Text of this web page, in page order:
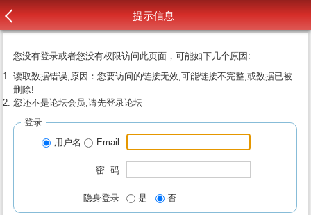
提示信息
您没有登录或者您没有权限访问此页面，可能如下几个原因:
读取数据错误,原因：您要访问的链接无效,可能链接不完整,或数据已被
删除!
您还不是论坛会员,请先登录论坛
登录
用户名
Email
密 码
隐身登录 是 否